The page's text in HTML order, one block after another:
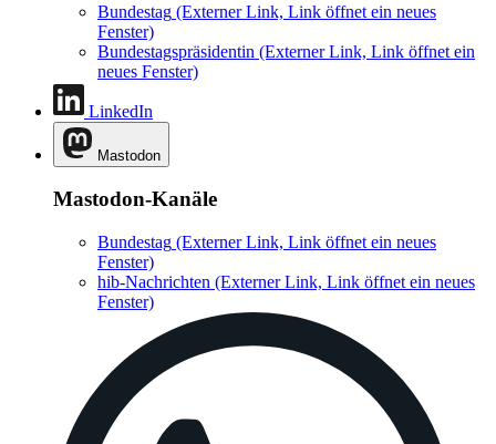
Bundestag (Externer Link, Link öffnet ein neues
Fenster)
Bundestagspräsidentin (Externer Link, Link öffnet ein
neues Fenster)
LinkedIn
Mastodon
Mastodon-Kanäle
Bundestag (Externer Link, Link öffnet ein neues
Fenster)
hib-Nachrichten (Externer Link, Link öffnet ein neues
Fenster)